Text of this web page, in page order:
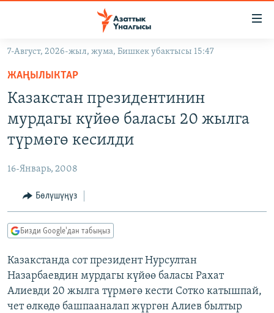
Навигацияга
өтүңүз
Издөөгө
салыңыз
МАДАНИЯТ
УКРАИНА
ТВ ПРОГРАММАЛАР
БҮГҮН АЗАТТЫКТА
ДАНИСТЕ
ЭЖЕ-СИҢДИЛЕР
АЗАТТЫК+
ПОДКАСТ
ОНЛАЙН ШЕРИНЕ
7-Август, 2026-жыл, жума, Бишкек убактысы 15:47
ЖАҢЫЛЫКТАР
Казакстан президентинин
мурдагы күйөө баласы 20 жылга
түрмөгө кесилди
16-Январь, 2008
Бөлүшүңүз
Бизди Google'дан табыңыз
Казакстанда сот президент Нурсултан
Назарбаевдин мурдагы күйөө баласы Рахат
Алиевди 20 жылга түрмөгө кести Сотко катышпай,
чет өлкөдө башпааналап жүргөн Алиев былтыр